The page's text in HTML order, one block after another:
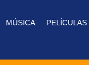
MÚSICA PELÍCULAS